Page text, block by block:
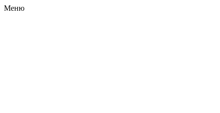
Меню